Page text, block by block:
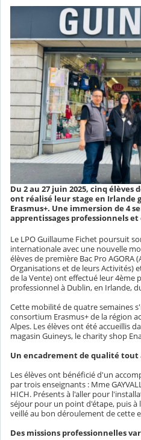
Du 2 au 27 juin 2025, cinq élèves
ont réalisé leur stage en Irlande
Erasmus+. Une immersion de 4
apprentissages professionnels
Le LPO Guillaume Fichet poursuit
internationale avec une nouvelle
élèves de première Bac Pro AGORA
Organisations et de leurs Activités)
de la Vente) ont effectué leur 4ème
professionnel à Dublin, en Irlande,
Cette mobilité de quatre semaines
consortium Erasmus+ de la région
Alpes. Les élèves ont été accueillis
magasin Guineys, le charity shop
Un encadrement de qualité tout
Les élèves ont bénéficié d'un
par trois enseignants : Mme
HICH. Présents à l'aller pour
séjour pour un point d'étape, puis
veillé au bon déroulement de cette
Des missions professionnelles